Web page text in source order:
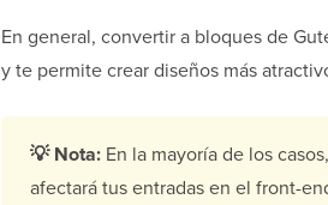
En general, convertir a bloques de
y te permite crear diseños más
💡 Nota: En la mayoría de los
afectará tus entradas en el front-